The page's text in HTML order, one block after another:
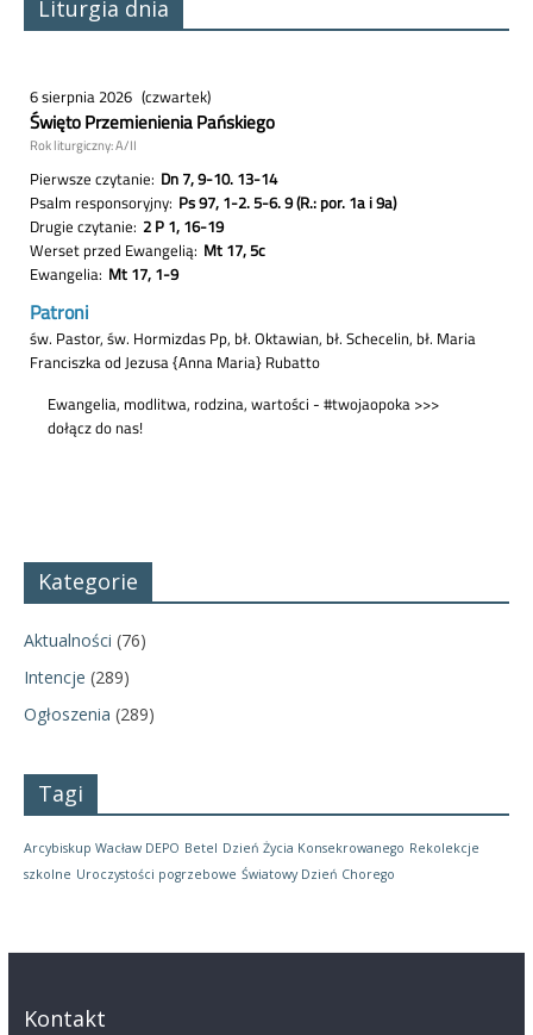
Liturgia dnia
Kategorie
Aktualności (76)
Intencje (289)
Ogłoszenia (289)
Tagi
Arcybiskup Wacław DEPO Betel Dzień Życia Konsekrowanego Rekolekcje
szkolne Uroczystości pogrzebowe Światowy Dzień Chorego
Kontakt